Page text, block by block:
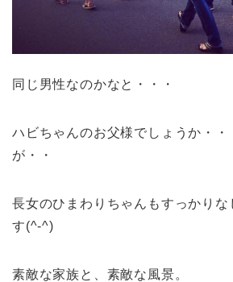
同じ男性なのかなと・・・
ハビちゃんのお父様でしょうか・・
が・・
長女のひまわりちゃんもすっかりな
す(^-^)
素敵な家族と、素敵な風景。